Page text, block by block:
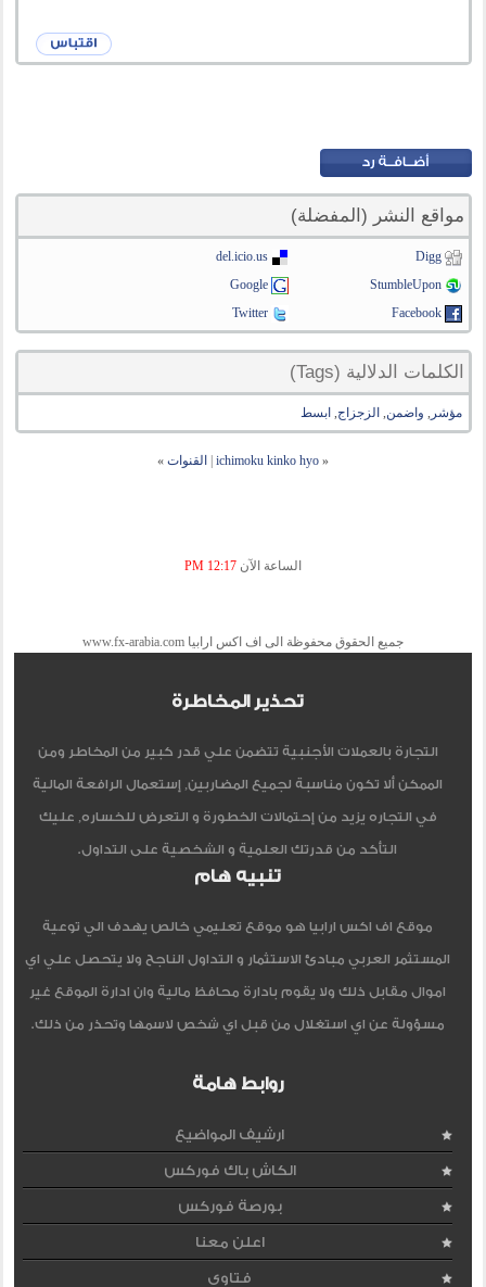
مواقع النشر (المفضلة)
Digg
del.icio.us
StumbleUpon
Google
Facebook
Twitter
الكلمات الدلالية (Tags)
مؤشر , واضمن, الزجزاج, ابسط
«
ichimoku kinko hyo القنوات »
الساعة الآن 12:17 PM
جميع الحقوق محفوظة الى اف اكس ارابيا www.fx-arabia.com
تحذير المخاطرة
التجارة بالعملات الأجنبية تتضمن علي قدر كبير من المخاطر ومن
الممكن ألا تكون مناسبة لجميع المضاربين, إستعمال الرافعة المالية
في التجاره يزيد من إحتمالات الخطورة و التعرض للخساره, عليك
التأكد من قدرتك العلمية و الشخصية على التداول.
تنبيه هام
موقع اف اكس ارابيا هو موقع تعليمي خالص يهدف الي توعية
المستثمر العربي مبادئ الاستثمار و التداول الناجح ولا يتحصل علي اي
اموال مقابل ذلك ولا يقوم بادارة محافظ مالية وان ادارة الموقع غير
مسؤولة عن اي استغلال من قبل اي شخص لاسمها وتحذر من ذلك.
روابط هامة
ارشيف المواضيع
الكاش باك فوركس
بورصة فوركس
اعلن معنا
فتاوى